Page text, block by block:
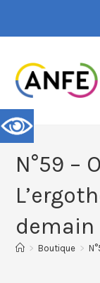
N°59 –
demain
> Boutique >